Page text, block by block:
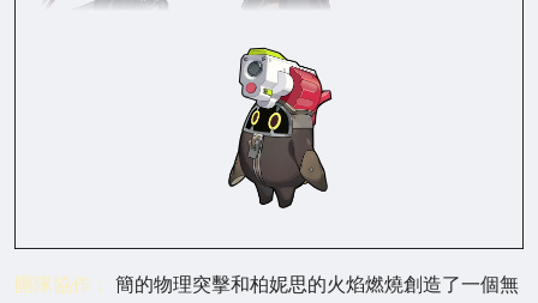
團隊協作： 簡的物理突擊和柏妮思的火焰燃燒創造了一個無